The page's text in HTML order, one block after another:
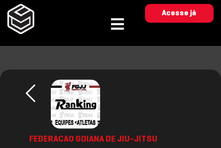
Acesse já
FEDERACAO GOIANA DE JIU-JITSU